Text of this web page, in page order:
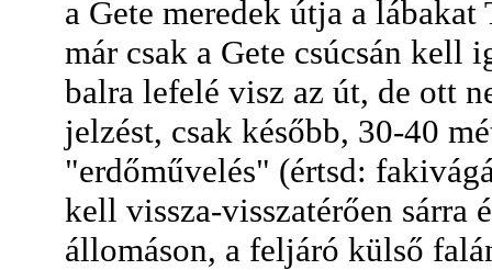
a Gete meredek útja a
már csak a Gete csúcsán kell
balra lefelé visz az út, de ott
jelzést, csak később, 30-40
"erdőművelés" (értsd:
kell vissza-visszatérően sárra
állomáson, a feljáró külső